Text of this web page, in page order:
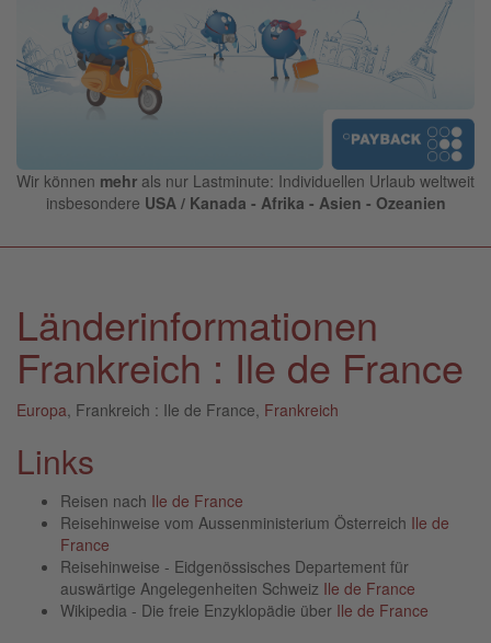
Wir können mehr als nur Lastminute: Individuellen Urlaub weltweit
insbesondere USA / Kanada - Afrika - Asien - Ozeanien
Länderinformationen
Frankreich : Ile de France
Europa , Frankreich : Ile de France, Frankreich
Links
Reisen nach Ile de France
Reisehinweise vom Aussenministerium Österreich Ile de
France
Reisehinweise - Eidgenössisches Departement für
auswärtige Angelegenheiten Schweiz Ile de France
Wikipedia - Die freie Enzyklopädie über Ile de France